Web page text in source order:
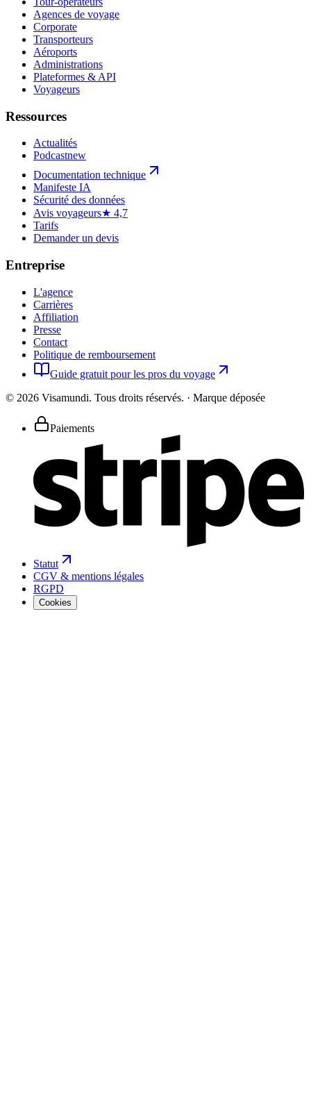
Agences de voyage
Corporate
Transporteurs
Aéroports
Administrations
Plateformes & API
Voyageurs
Ressources
Actualités
Podcastnew
Documentation technique
Manifeste IA
Sécurité des données
Avis voyageurs★ 4,7
Tarifs
Demander un devis
Entreprise
L'agence
Carrières
Affiliation
Presse
Contact
Politique de remboursement
Guide gratuit pour les pros du voyage
© 2026 Visamundi. Tous droits réservés. · Marque déposée
Paiements
Statut
CGV & mentions légales
RGPD
Cookies